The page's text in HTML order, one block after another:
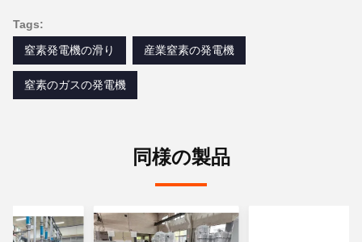
Tags:
窒素発電機の滑り
産業窒素の発電機
窒素のガスの発電機
同様の製品